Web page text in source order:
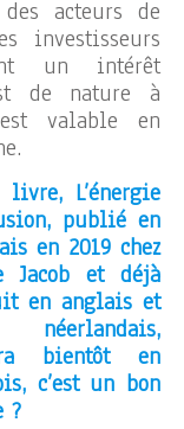
acteurs de
investisseurs
un intérêt
de nature à
valable en
livre, L’énergie
publié en
en 2019 chez
Jacob et déjà
en anglais et
bientôt en
c’est un bon
?